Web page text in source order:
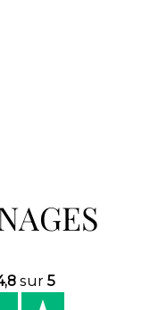
sur 5